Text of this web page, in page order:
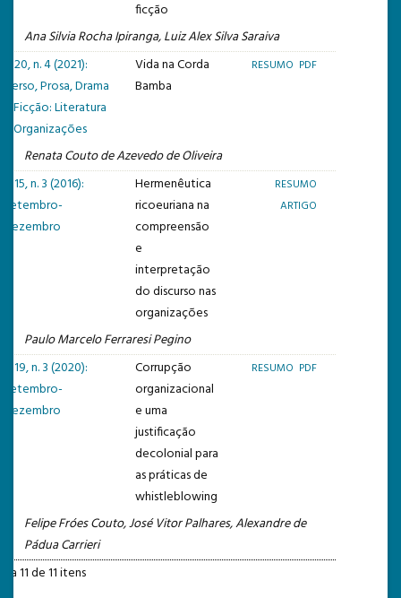
ficção
Ana Silvia Rocha Ipiranga, Luiz Alex Silva Saraiva
v. 20, n. 4 (2021):
Verso, Prosa, Drama
e Ficção: Literatura
e Organizações
Vida na Corda
Bamba
RESUMO PDF
Renata Couto de Azevedo de Oliveira
v. 15, n. 3 (2016):
Setembro-
Dezembro
Hermenêutica
ricoeuriana na
compreensão
e
interpretação
do discurso nas
organizações
RESUMO
ARTIGO
Paulo Marcelo Ferraresi Pegino
v. 19, n. 3 (2020):
Setembro-
Dezembro
Corrupção
organizacional
e uma
justificação
decolonial para
as práticas de
whistleblowing
RESUMO PDF
Felipe Fróes Couto, José Vitor Palhares, Alexandre de
Pádua Carrieri
1 a 11 de 11 itens